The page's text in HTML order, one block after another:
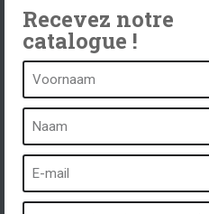
Een kuuroord is...
Wat is een kuuroord?
Bubbelbad
Recevez notre
catalogue !